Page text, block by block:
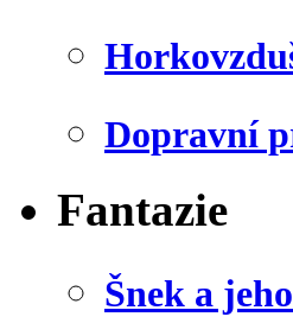
Dopravní
Fantazie
Šnek a